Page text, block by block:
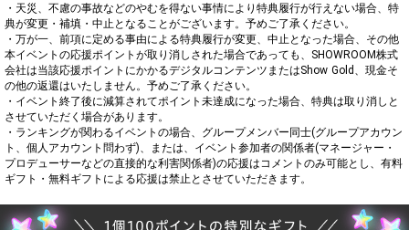
・天災、不慮の事故などのやむを得ない事情により特典履行が行えない場合、特
典が変更・補填・中止となることがございます。予めご了承ください。
・万が一、前項に定める事由による特典履行が変更、中止となった場合、その他
本イベントの応援ポイントが取り消しされた場合であっても、SHOWROOM株式
会社は当該応援ポイントにかかるデジタルコンテンツまたはShow Gold、現金そ
の他の返還はいたしません。予めご了承ください。
・イベント終了後に減算されてポイント未達成になった場合、特典は取り消しと
させていただく場合があります。
・ランキングが関わるイベントの場合、グループメンバー同士(グループアカウン
ト、個人アカウント問わず)、または、イベント参加者の関係者(マネージャー・
プロデューサーなどの直接的な利害関係者)の応援はコメントのみ可能とし、有料
ギフト・無料ギフトによる応援は禁止とさせていただきます。